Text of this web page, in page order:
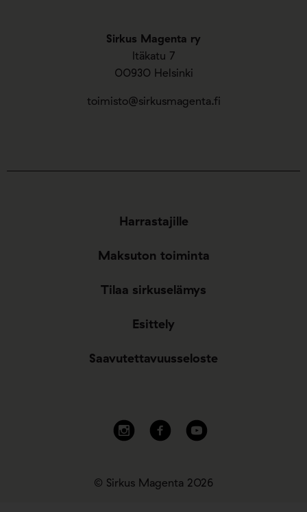
Sirkus Magenta ry
Itäkatu 7
00930 Helsinki
toimisto@sirkusmagenta.fi
Harrastajille
Maksuton toiminta
Tilaa sirkuselämys
Esittely
Saavutettavuusseloste
© Sirkus Magenta 2026